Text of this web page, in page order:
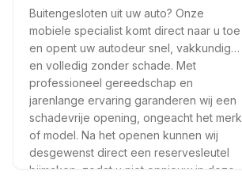
Buitengesloten uit uw auto? Onze
mobiele specialist komt direct naar u toe
en opent uw autodeur snel, vakkundig
en volledig zonder schade. Met
professioneel gereedschap en
jarenlange ervaring garanderen wij een
schadevrije opening, ongeacht het merk
of model. Na het openen kunnen wij
desgewenst direct een reservesleutel
bijmaken, zodat u niet opnieuw in deze